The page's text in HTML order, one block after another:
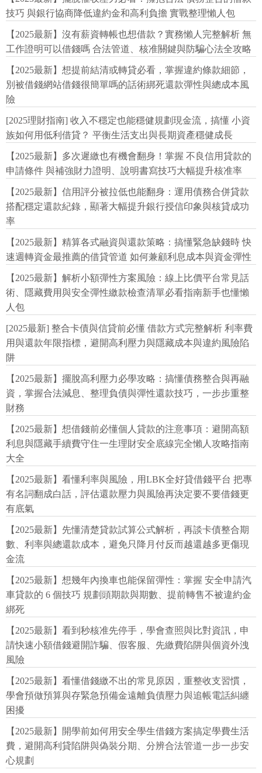
技巧 與銀行協商降低違約金和高利負擔 實戰整理懶人包
【2025最新】沒有薪資轉帳也想借款？實務懶人完整解析 無
工作證明可以借錢嗎 合法管道、核准關鍵與防騙心法全攻略
【2025最新】想提前結清或轉貸必看，掌握違約條款細節，
別被借錢網站借錢很簡單嗎的話術綁死還款彈性與總成本風
險
[2025理財指南] 收入不穩定也能穩健規劃現金流，搞懂 小資
族如何用低利借貸？ 平衡生活支出與長期資產穩健成長
【2025最新】多次遲繳也有機會翻身！掌握 不良信用貸款的
申請條件 與補強財力證明、說明書寫技巧大幅提升核准率
【2025最新】信用評分被拉低也能翻身：運用債務合併貸款
搭配穩定還款紀錄，顯著大幅提升銀行授信印象與核貸成功
率
【2025最新】精算各式融資與還款策略：搞懂緊急缺錢時 快
速週轉資金最推薦的借貸管道 如何兼顧利息成本與資金彈性
【2025最新】解析小額彈性方案風險：線上比價平台常見話
術、隱藏費用與安全彈性繳款檢查清單必看指南新手也懂懶
人包
[2025最新] 整合卡債與信貸前必懂 借款方式完整解析 利率費
用與還款年限指標，避開高利壓力與隱藏成本與違約風險陷
阱
【2025最新】擺脫高利壓力必學攻略：搞懂債務整合與再融
資，掌握合法減息、整理負債與彈性還款技巧，一步步重整
財務
【2025最新】想借錢前必懂個人貸款的注意事項：避開高額
利息與隱藏手續費守住一生理財安全底線完全懶人攻略指南
大全
【2025最新】看懂利率與風險，用LBK全好貸借錢平台 把專
有名詞翻成白話，評估還款壓力與風險再決定要不要借錢更
有底氣
【2025最新】先懂清楚貸款試算公式解析，再談卡債整合期
數、利率與總還款成本，避免只降月付反而越還越多更傷現
金流
【2025最新】想幾年內換車也能保留彈性：掌握 安全申請汽
車貸款的 6 個技巧 規劃頭期款與期數、提前轉售不被違約金
綁死
【2025最新】看到秒核准先停手，學會查照與比對資訊，申
請快速小額借錢避開詐騙、假客服、先繳費陷阱與個資外洩
風險
【2025最新】看懂借錢繳不出的常見原因，重整收支習慣，
學會預做預算與存緊急預備金遠離負債壓力與追帳電話糾纏
困擾
【2025最新】開學前如何用安全學生借錢方案搞定學費生活
費，避開高利貸陷阱與偽裝分期、分辨合法管道一步一步安
心規劃